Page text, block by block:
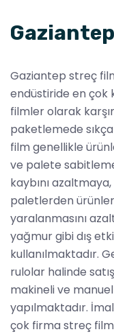
Gaziantep streç
endüstiride en çok
filmler olarak
paketlemede
film genellikle
ve palete
kaybını
paletlerden
yaralanmasını
yağmur gibi dış
kullanılmaktadır.
rulolar halinde
makineli ve manuel
yapılmaktadır.
çok firma streç